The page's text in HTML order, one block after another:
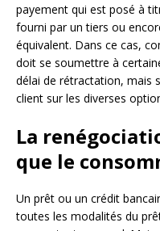
payement qui est posé à
fourni par un tiers ou
équivalent. Dans ce cas,
doit se soumettre à
délai de rétractation, mais
client sur les diverses
La
que le
Un prêt ou un crédit
toutes les modalités du